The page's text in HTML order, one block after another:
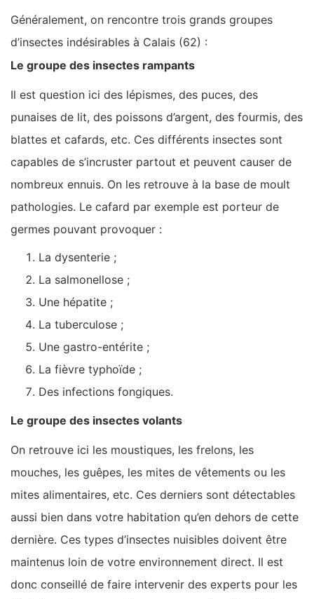
Généralement, on rencontre trois grands groupes
d’insectes indésirables à Calais (62) :
Le groupe des insectes rampants
Il est question ici des lépismes, des puces, des
punaises de lit, des poissons d’argent, des fourmis, des
blattes et cafards, etc. Ces différents insectes sont
capables de s’incruster partout et peuvent causer de
nombreux ennuis. On les retrouve à la base de moult
pathologies. Le cafard par exemple est porteur de
germes pouvant provoquer :
La dysenterie ;
La salmonellose ;
Une hépatite ;
La tuberculose ;
Une gastro-entérite ;
La fièvre typhoïde ;
Des infections fongiques.
Le groupe des insectes volants
On retrouve ici les moustiques, les frelons, les
mouches, les guêpes, les mites de vêtements ou les
mites alimentaires, etc. Ces derniers sont détectables
aussi bien dans votre habitation qu’en dehors de cette
dernière. Ces types d’insectes nuisibles doivent être
maintenus loin de votre environnement direct. Il est
donc conseillé de faire intervenir des experts pour les